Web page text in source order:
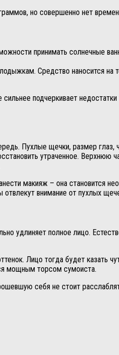
но совершенно нет
принимать солнечные
Средство наносится
подчеркивает
Пухлые щечки, размер глаз,
утраченное. Верхнюю
макияж – она становится
отвлекут внимание от пухлых
удлиняет полное лицо.
Лицо тогда будет
мощным торсом сумоиста.
себя не стоит